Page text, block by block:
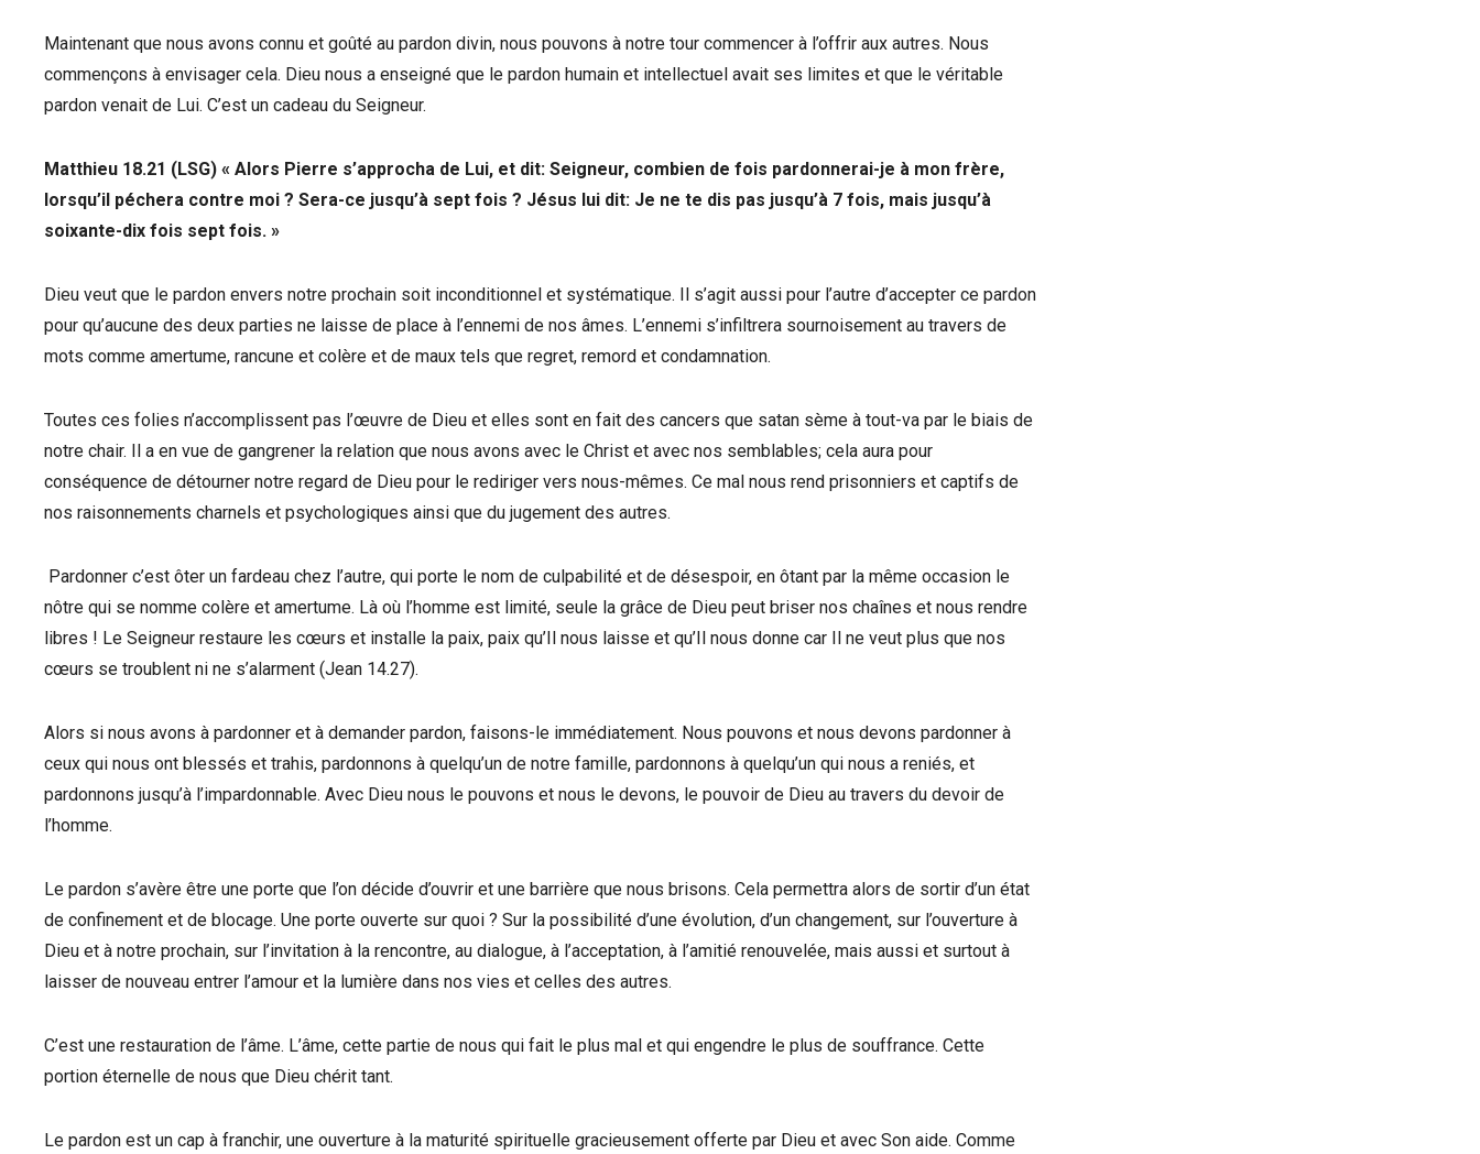
Maintenant que nous avons connu et goûté au pardon divin, nous pouvons à notre tour commencer à l’offrir aux autres. Nous
commençons à envisager cela. Dieu nous a enseigné que le pardon humain et intellectuel avait ses limites et que le véritable
pardon venait de Lui. C’est un cadeau du Seigneur.
Matthieu 18.21 (LSG) « Alors Pierre s’approcha de Lui, et dit: Seigneur, combien de fois pardonnerai-je à mon frère,
lorsqu’il péchera contre moi ? Sera-ce jusqu’à sept fois ? Jésus lui dit: Je ne te dis pas jusqu’à 7 fois, mais jusqu’à
soixante-dix fois sept fois. »
Dieu veut que le pardon envers notre prochain soit inconditionnel et systématique. Il s’agit aussi pour l’autre d’accepter ce pardon
pour qu’aucune des deux parties ne laisse de place à l’ennemi de nos âmes. L’ennemi s’infiltrera sournoisement au travers de
mots comme amertume, rancune et colère et de maux tels que regret, remord et condamnation.
Toutes ces folies n’accomplissent pas l’œuvre de Dieu et elles sont en fait des cancers que satan sème à tout-va par le biais de
notre chair. Il a en vue de gangrener la relation que nous avons avec le Christ et avec nos semblables; cela aura pour
conséquence de détourner notre regard de Dieu pour le rediriger vers nous-mêmes. Ce mal nous rend prisonniers et captifs de
nos raisonnements charnels et psychologiques ainsi que du jugement des autres.
Pardonner c’est ôter un fardeau chez l’autre, qui porte le nom de culpabilité et de désespoir, en ôtant par la même occasion le
nôtre qui se nomme colère et amertume. Là où l’homme est limité, seule la grâce de Dieu peut briser nos chaînes et nous rendre
libres ! Le Seigneur restaure les cœurs et installe la paix, paix qu’Il nous laisse et qu’Il nous donne car Il ne veut plus que nos
cœurs se troublent ni ne s’alarment (Jean 14.27).
Alors si nous avons à pardonner et à demander pardon, faisons-le immédiatement. Nous pouvons et nous devons pardonner à
ceux qui nous ont blessés et trahis, pardonnons à quelqu’un de notre famille, pardonnons à quelqu’un qui nous a reniés, et
pardonnons jusqu’à l’impardonnable. Avec Dieu nous le pouvons et nous le devons, le pouvoir de Dieu au travers du devoir de
l’homme.
Le pardon s’avère être une porte que l’on décide d’ouvrir et une barrière que nous brisons. Cela permettra alors de sortir d’un état
de confinement et de blocage. Une porte ouverte sur quoi ? Sur la possibilité d’une évolution, d’un changement, sur l’ouverture à
Dieu et à notre prochain, sur l’invitation à la rencontre, au dialogue, à l’acceptation, à l’amitié renouvelée, mais aussi et surtout à
laisser de nouveau entrer l’amour et la lumière dans nos vies et celles des autres.
C’est une restauration de l’âme. L’âme, cette partie de nous qui fait le plus mal et qui engendre le plus de souffrance. Cette
portion éternelle de nous que Dieu chérit tant.
Le pardon est un cap à franchir, une ouverture à la maturité spirituelle gracieusement offerte par Dieu et avec Son aide. Comme